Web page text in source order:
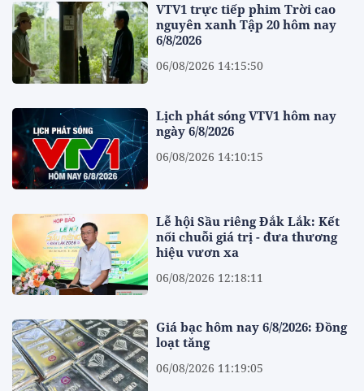
VTV1 trực tiếp phim Trời cao
nguyên xanh Tập 20 hôm nay
6/8/2026
06/08/2026 14:15:50
Lịch phát sóng VTV1 hôm nay
ngày 6/8/2026
06/08/2026 14:10:15
Lễ hội Sầu riêng Đắk Lắk: Kết
nối chuỗi giá trị - đưa thương
hiệu vươn xa
06/08/2026 12:18:11
Giá bạc hôm nay 6/8/2026: Đồng
loạt tăng
06/08/2026 11:19:05